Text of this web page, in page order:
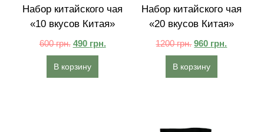
Набор китайского чая
«10 вкусов Китая»
600грн. 490 грн.
В корзину
Набор китайского чая
«20 вкусов Китая»
1200грн. 960 грн.
В корзину